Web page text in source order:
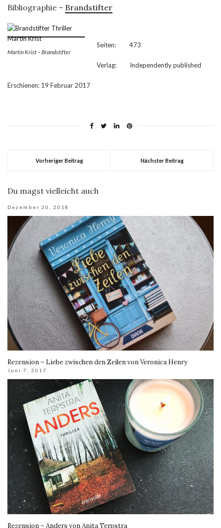
Bibliographie – Brandstifter
Martin Krist – Brandstifter
Seiten: 473
Verlag: Independently published
Erschienen: 19 Februar 2017
Vorheriger Beitrag Nächster Beitrag
Du magst vielleicht auch
Dezember 20, 2018
Rezension – Liebe zwischen den Zeilen von Veronica Henry
Juni 7, 2017
Rezension – Anders von Anita Terpstra